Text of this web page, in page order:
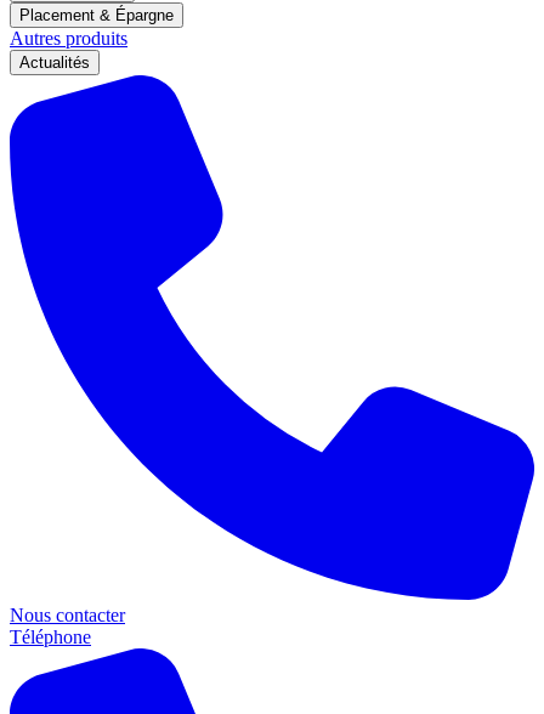
Placement & Épargne
Autres produits
Actualités
Nous contacter
Téléphone